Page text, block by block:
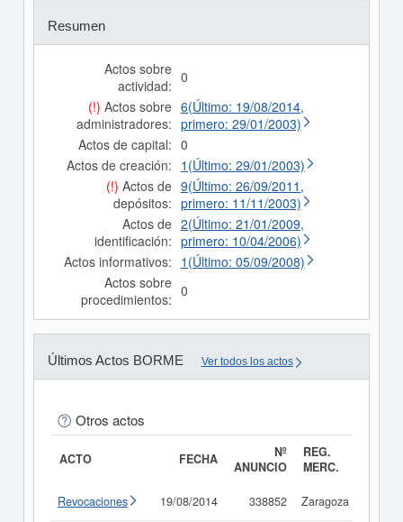
Resumen
Actos sobre
actividad: 0
(!) Actos sobre
administradores:
6(Último: 19/08/2014,
primero: 29/01/2003)
Actos de capital: 0
Actos de creación: 1(Último: 29/01/2003)
(!) Actos de
depósitos:
9(Último: 26/09/2011,
primero: 11/11/2003)
Actos de
identificación:
2(Último: 21/01/2009,
primero: 10/04/2006)
Actos informativos: 1(Último: 05/09/2008)
Actos sobre
procedimientos: 0
Últimos Actos BORME Ver todos los actos
Otros actos
ACTO FECHA
Nº
ANUNCIO
REG.
MERC.
Revocaciones 19/08/2014 338852 Zaragoza